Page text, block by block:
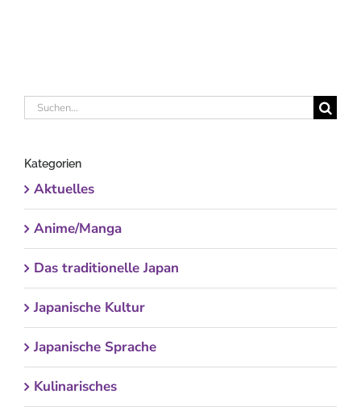
Suche
Kategorien
Aktuelles
Anime/Manga
Das traditionelle Japan
Japanische Kultur
Japanische Sprache
Kulinarisches